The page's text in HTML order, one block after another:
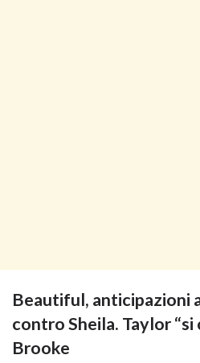
Beautiful, anticipazioni
contro Sheila. Taylor “si
Brooke